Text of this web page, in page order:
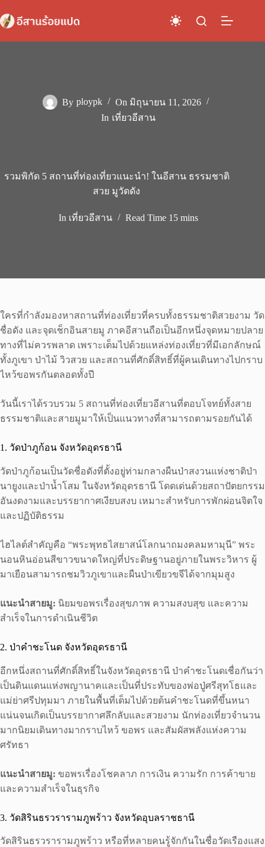
to
content
By ploypk On มิถุนายน 11, 2026
In เที่ยวอีสาน
รวมพิกัด 5 สถานที่ท่องเที่ยวแนะนำ! ในอีสาน ธรรมชาติ
สวย มูวัดดัง
In เที่ยวอีสาน Read Time 15 mins
ใครที่กำลังมองหาสถานที่ท่องเที่ยวที่ครบทั้งธรรมชาติสวยงาม วัด
ชื่อดัง และจุดเช็กอินสายมู ภาคอีสานถือเป็นอีกหนึ่งจุดหมายปลาย
ทางที่ไม่ควรพลาด เพราะเต็มไปด้วยแหล่งท่องเที่ยวที่มีเอกลักษณ์
ทั้งภูเขา ป่าไม้ วิวสวย และสถานที่ศักดิ์สิทธิ์ที่ผู้คนเดินทางไปกราบ
ไหว้ขอพรกันตลอดทั้งปี
วันนี้เราได้รวบรวม 5 สถานที่ท่องเที่ยวอีสานที่ตอบโจทย์ทั้งสาย
ธรรมชาติและสายมูมาให้เป็นแนวทางที่สามารถตามรอยกันได้
1. วัดป่าภูก้อน จังหวัดอุดรธานี
วัดป่าภูก้อนเป็นวัดชื่อดังที่ตั้งอยู่ท่ามกลางผืนป่าสงวนแห่งชาติป่า
นายูงและป่าน้ำโสม ในจังหวัดอุดรธานี โดดเด่นด้วยสถาปัตยกรรม
อันงดงามและบรรยากาศเงียบสงบ เหมาะสำหรับการพักผ่อนจิตใจ
และปฏิบัติธรรม
ไฮไลต์สำคัญคือ “พระพุทธไสยาสน์โลกนาถมงคลมหามุนี” พระ
นอนหินอ่อนสีขาวขนาดใหญ่ที่ประดิษฐานอยู่ภายในพระวิหาร ผู้
มาเยือนสามารถชมวิวภูเขาและผืนป่าเขียวขจีได้จากมุมสูง
แนะนำสายมู: นิยมขอพรเรื่องสุขภาพ ความสงบสุข และความ
สำเร็จในการดำเนินชีวิต
2. ป่าคำชะโนด จังหวัดอุดรธานี
อีกหนึ่งสถานที่ศักดิ์สิทธิ์ในจังหวัดอุดรธานี ป่าคำชะโนดเชื่อกันว่า
เป็นดินแดนแห่งพญานาคและเป็นที่ประทับของพ่อปู่ศรีสุทโธและ
แม่ย่าศรีปทุมมา ภายในพื้นที่เต็มไปด้วยต้นคำชะโนดที่ขึ้นหนา
แน่นจนเกิดเป็นบรรยากาศลึกลับและสวยงาม นักท่องเที่ยวจำนวน
มากนิยมเดินทางมากราบไหว้ ขอพร และสัมผัสพลังแห่งความ
ศรัทธา
แนะนำสายมู: ขอพรเรื่องโชคลาภ การเงิน ความรัก การค้าขาย
และความสำเร็จในธุรกิจ
3. วัดสิรินธรวรารามภูพร้าว จังหวัดอุบลราชธานี
วัดสิรินธรวรารามภูพร้าว หรือที่หลายคนรู้จักกันในชื่อวัดเรืองแสง